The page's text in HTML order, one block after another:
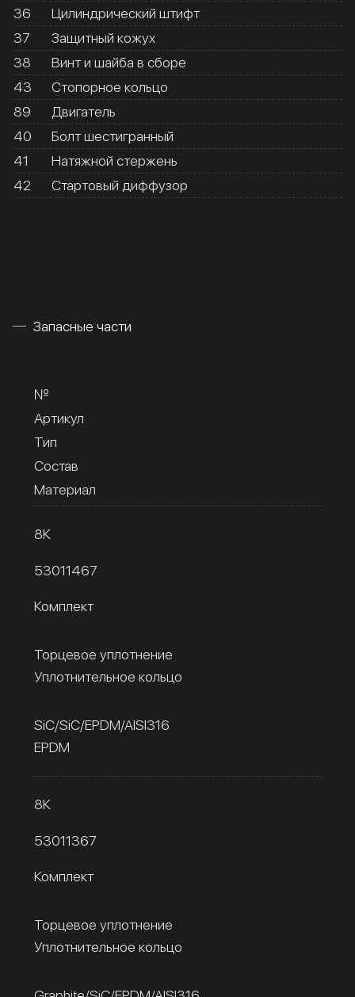
36
Цилиндрический штифт
37
Защитный кожух
38
Винт и шайба в сборе
43
Стопорное кольцо
89
Двигатель
40
Болт шестигранный
41
Натяжной стержень
42
Стартовый диффузор
Запасные части
№
Артикул
Тип
Состав
Материал
8К
53011467
Комплект
Торцевое уплотнение
Уплотнительное кольцо
SiC/SiC/EPDM/AISI316
EPDM
8К
53011367
Комплект
Торцевое уплотнение
Уплотнительное кольцо